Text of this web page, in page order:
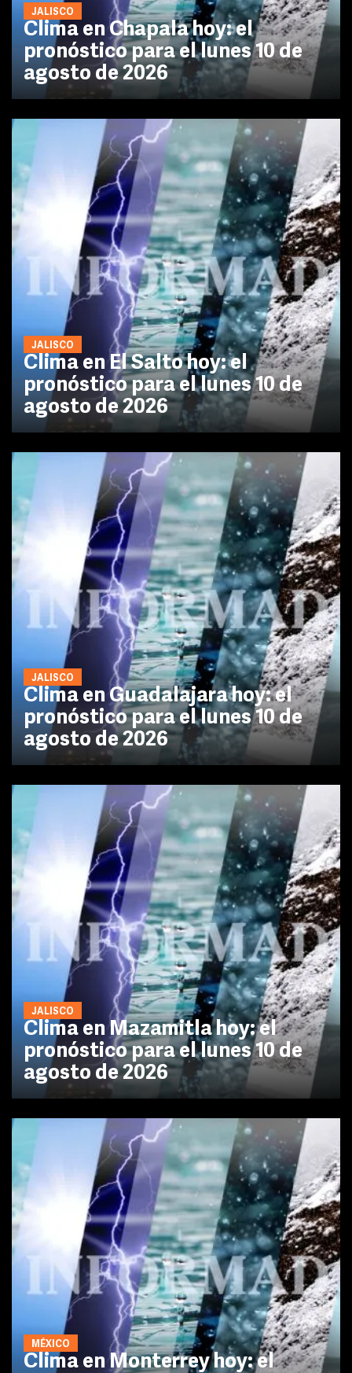
JALISCO
Clima en Chapala hoy: el
pronóstico para el lunes 10 de
agosto de 2026
JALISCO
Clima en El Salto hoy: el
pronóstico para el lunes 10 de
agosto de 2026
JALISCO
Clima en Guadalajara hoy: el
pronóstico para el lunes 10 de
agosto de 2026
JALISCO
Clima en Mazamitla hoy: el
pronóstico para el lunes 10 de
agosto de 2026
MÉXICO
Clima en Monterrey hoy: el